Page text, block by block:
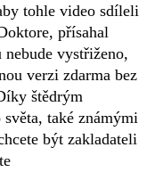
tohle video sdíleli
přísahal
vystřiženo,
verzi zdarma bez
štědrým
také známými
být zakladateli